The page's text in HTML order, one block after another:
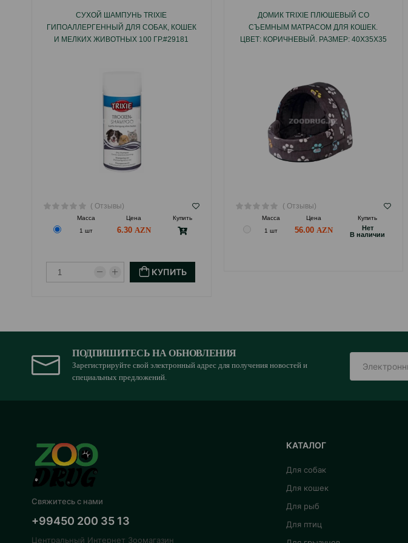
СУХОЙ ШАМПУНЬ TRIXIE
ГИПОАЛЛЕРГЕННЫЙ ДЛЯ СОБАК, КОШЕК
И МЕЛКИХ ЖИВОТНЫХ 100 ГР.#29181
( Отзывы)
Масса Цена
Купить
1 шт
6.30
КУПИТЬ
ДОМИК TRIXIE ПЛЮШЕВЫЙ СО
СЪЕМНЫМ МАТРАСОМ ДЛЯ КОШЕК.
ЦВЕТ: КОРИЧНЕВЫЙ. РАЗМЕР: 40Х35Х35
( Отзывы)
Масса Цена
Купить
1 шт
56.00
Hет
B наличии
ПОДПИШИТЕСЬ НА ОБНОВЛЕНИЯ
Зарегистрируйте свой электронный адрес для получения новостей и
специальных предложений.
Свяжитесь с нами
+99450 200 35 13
Центральный Интернет Зоомагазин
КАТАЛОГ
Для собак
Для кошек
Для рыб
Для птиц